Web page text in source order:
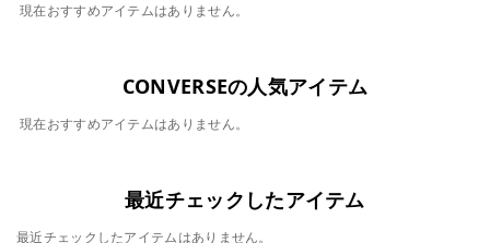
現在おすすめアイテムはありません。
CONVERSEの人気アイテム
現在おすすめアイテムはありません。
最近チェックしたアイテム
最近チェックしたアイテムはありません。